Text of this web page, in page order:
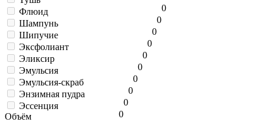
0
Флюид
0
Шампунь
0
Шипучие
0
Эксфолиант
0
Эликсир
0
Эмульсия
0
Эмульсия-скраб
0
Энзимная пудра
0
Эссенция
0
Объём